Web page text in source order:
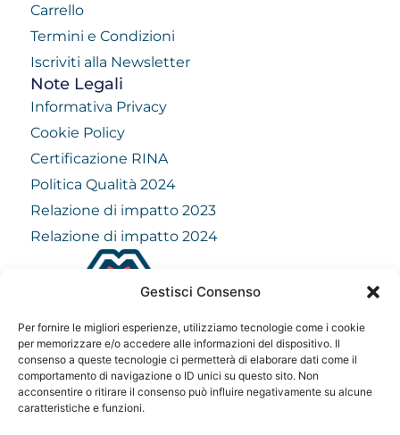
Gestisci Consenso
Per fornire le migliori esperienze, utilizziamo tecnologie come i cookie
per memorizzare e/o accedere alle informazioni del dispositivo. Il
consenso a queste tecnologie ci permetterà di elaborare dati come il
comportamento di navigazione o ID unici su questo sito. Non
acconsentire o ritirare il consenso può influire negativamente su alcune
caratteristiche e funzioni.
Carrello
Termini e Condizioni
Iscriviti alla Newsletter
Note Legali
Informativa Privacy
Cookie Policy
Certificazione RINA
Politica Qualità 2024
Relazione di impatto 2023
Relazione di impatto 2024
info@mindfulvision.it
MindfulVision srl
“Società Benefit”
Via Monte Rosa 21, 20149, Milano
C.F. / P. IVA: 12706961005